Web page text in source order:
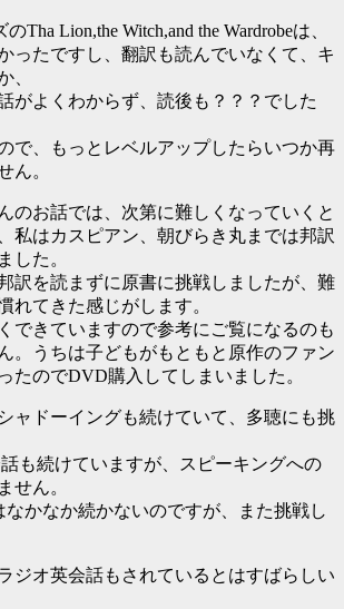
Tha Lion,the Witch,and the Wardrobeは、
ったですし、翻訳も読んでいなくて、キ
、
がよくわからず、読後も？？？でした
で、もっとレベルアップしたらいつか再
ん。
のお話では、次第に難しくなっていくと
私はカスピアン、朝びらき丸までは邦訳
した。
訳を読まずに原書に挑戦しましたが、難
れてきた感じがします。
できていますので参考にご覧になるのも
。うちは子どもがもともと原作のファン
たのでDVD購入してしまいました。
ャドーイングも続けていて、多聴にも挑
も続けていますが、スピーキングへの
せん。
なかなか続かないのですが、また挑戦し
ジオ英会話もされているとはすばらしい